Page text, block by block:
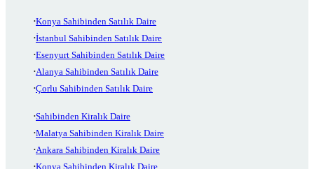
Konya Sahibinden Satılık Daire
İstanbul Sahibinden Satılık Daire
Esenyurt Sahibinden Satılık Daire
Alanya Sahibinden Satılık Daire
Çorlu Sahibinden Satılık Daire
Sahibinden Kiralık Daire
Malatya Sahibinden Kiralık Daire
Ankara Sahibinden Kiralık Daire
Konya Sahibinden Kiralık Daire